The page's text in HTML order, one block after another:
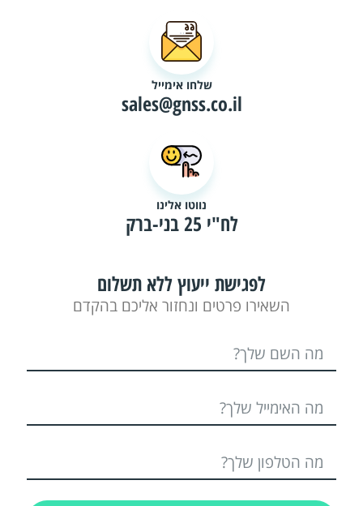
שלחו אימייל
sales@gnss.co.il
נווטו אלינו
לח"י 25 בני-ברק
לפגישת ייעוץ ללא תשלום
השאירו פרטים ונחזור אליכם בהקדם